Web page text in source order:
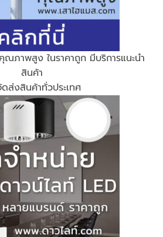
ภาพสูง ในราคาถูก มีบริการแนะนำ
สินค้า
ดส่งสินค้าทั่วประเทศ